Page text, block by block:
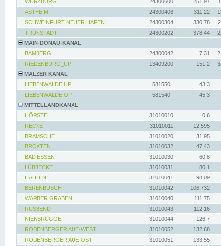
WÜRZBURG 24300600 251.97
ASTHEIM
24300406 311.22
SCHWEINFURT NEUER HAFEN
24300304 330.78
TRUNSTADT
24300202 378.44
MAIN-DONAU-KANAL
BAMBERG
24300042 7.31
RIEDENBURG_UP
13409200 151.2
MALZER KANAL
LIEBENWALDE UP
581550 43.3
LIEBENWALDE OP
581540 45.3
MITTELLANDKANAL
HÖRSTEL
31010010
0.6
RECKE
31010011
12.595
BRAMSCHE
31010020
31.95
BROXTEN
31010032
47.43
BAD ESSEN
31010030
60.8
LÜBBECKE
31010031
80.1
HAHLEN
31010041
98.09
BERENBUSCH
31010042
106.732
WARBER GRABEN
31010040
111.75
RUSBEND
31010043
112.16
NIENBRÜGGE
31010044
126.7
RODENBERGER AUE-WEST
31010052
132.68
RODENBERGER AUE-OST
31010051
133.55